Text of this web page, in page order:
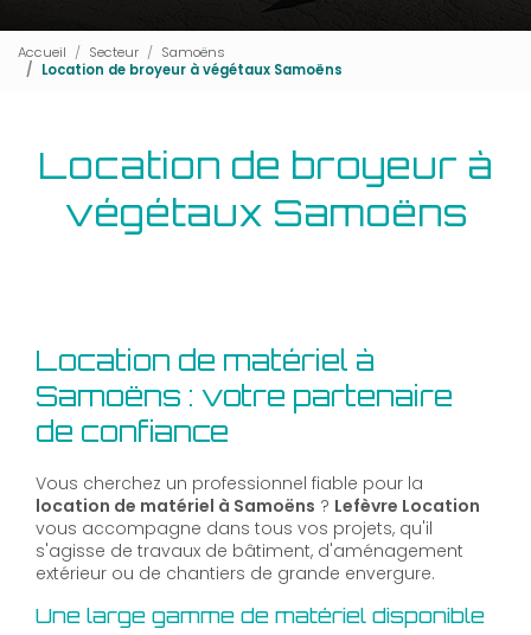
Accueil Secteur
Samoëns
Location de broyeur à végétaux Samoëns
Location de broyeur à
végétaux Samoëns
Location de matériel à
Samoëns : votre partenaire
de confiance
Vous cherchez un professionnel fiable pour la
location de matériel à Samoëns ? Lefèvre Location
vous accompagne dans tous vos projets, qu'il
s'agisse de travaux de bâtiment, d'aménagement
extérieur ou de chantiers de grande envergure.
Une large gamme de matériel disponible